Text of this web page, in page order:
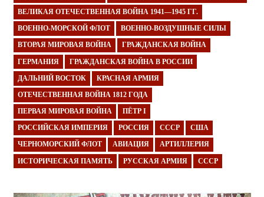
ВЕЛИКАЯ ОТЕЧЕСТВЕННАЯ ВОЙНА 1941—1945 ГГ.
ВОЕННО-МОРСКОЙ ФЛОТ ВОЕННО-ВОЗДУШНЫЕ СИЛЫ
ВТОРАЯ МИРОВАЯ ВОЙНА ГРАЖДАНСКАЯ ВОЙНА
ГЕРМАНИЯ ГРАЖДАНСКАЯ ВОЙНА В РОССИИ
ДАЛЬНИЙ ВОСТОК КРАСНАЯ АРМИЯ
ОТЕЧЕСТВЕННАЯ ВОЙНА 1812 ГОДА
ПЕРВАЯ МИРОВАЯ ВОЙНА ПЁТР I
РОССИЙСКАЯ ИМПЕРИЯ РОССИЯ СССР США
ЧЕРНОМОРСКИЙ ФЛОТ АВИАЦИЯ АРТИЛЛЕРИЯ
ИСТОРИЧЕСКАЯ ПАМЯТЬ РУССКАЯ АРМИЯ СССР